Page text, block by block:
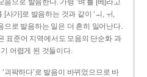
으로 발음한다. 가령 ‘벼’를 [베]라고
[사가]로 발음하는 것과 같이 ‘ㅚ, ㅟ,
으로 발음하는 일은 더 흔히 일어난다.
표준어 지역에서도 모음의 단순화 과
어렵게 된 것들이다.
괴팍하다’로 발음이 바뀌었으므로 바